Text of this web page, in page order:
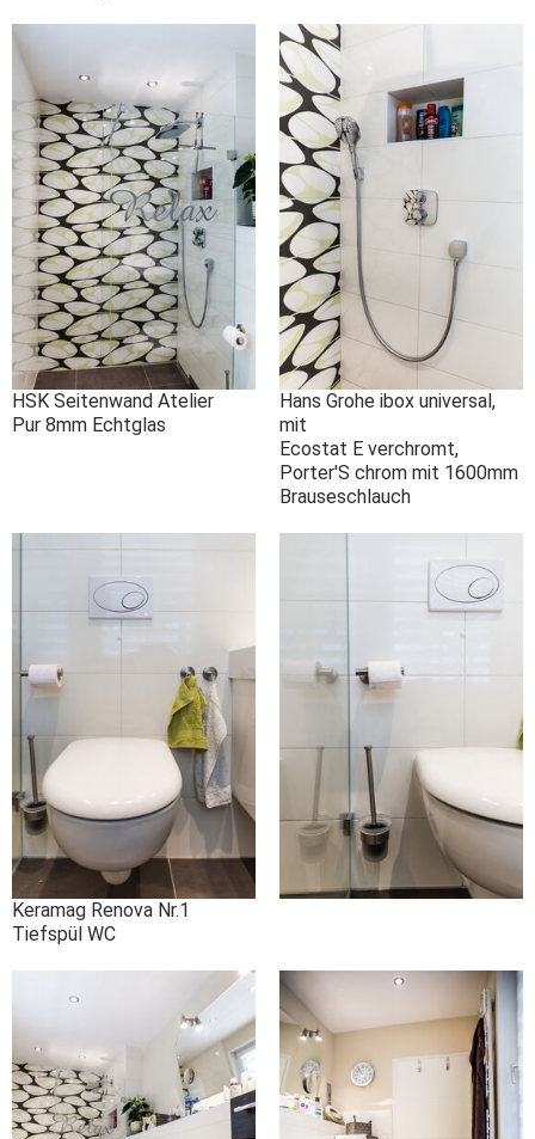
HSK Seitenwand Atelier
Pur 8mm Echtglas
Hans Grohe ibox universal,
mit
Ecostat E verchromt,
Porter'S chrom mit 1600mm
Brauseschlauch
Keramag Renova Nr.1
Tiefspül WC